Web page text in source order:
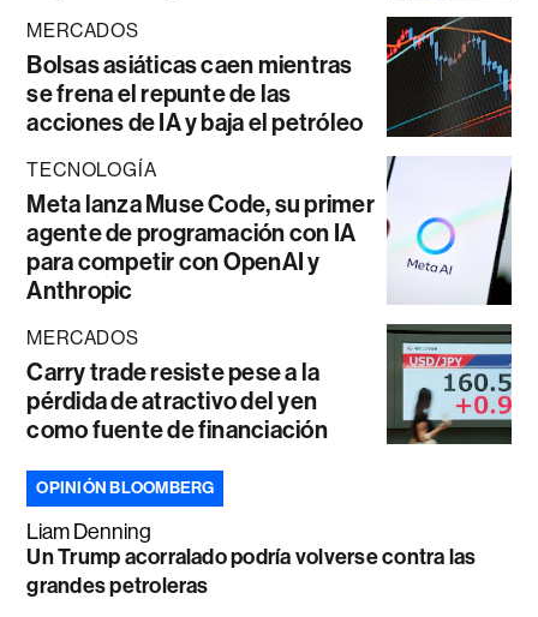
MERCADOS
Bolsas asiáticas caen mientras
se frena el repunte de las
acciones de IA y baja el petróleo
TECNOLOGÍA
Meta lanza Muse Code, su primer
agente de programación con IA
para competir con OpenAI y
Anthropic
MERCADOS
Carry trade resiste pese a la
pérdida de atractivo del yen
como fuente de financiación
OPINIÓN BLOOMBERG
Liam Denning
Un Trump acorralado podría volverse contra las
grandes petroleras